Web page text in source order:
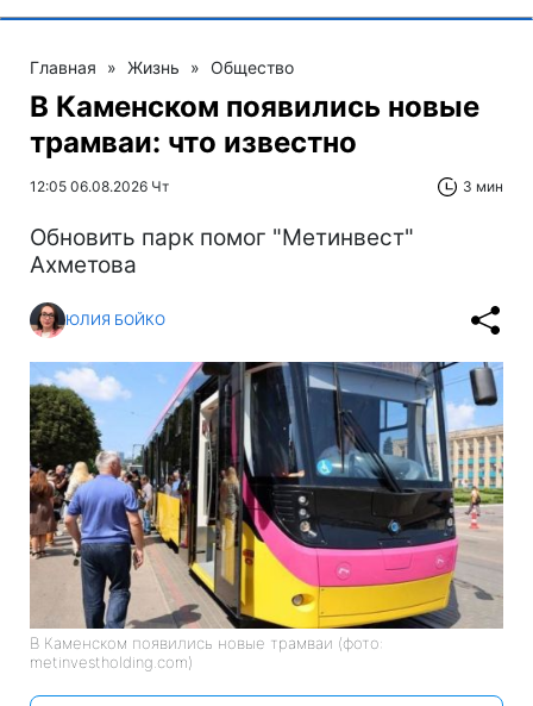
Главная » Жизнь » Общество
В Каменском появились новые
трамваи: что известно
12:05 06.08.2026 Чт 3 мин
Обновить парк помог "Метинвест"
Ахметова
ЮЛИЯ БОЙКО
В Каменском появились новые трамваи (фото:
metinvestholding.com)